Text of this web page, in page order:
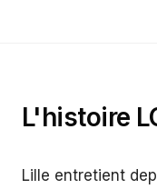
L'histoire
Lille entretient